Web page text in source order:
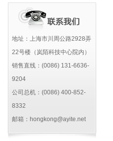
地址：上海市川周公路2928弄
22号楼（岚陌科技中心院内）
销售直线：(0086) 131-6636-
9204
公司总机：(0086) 400-852-
8332
邮箱：hongkong@ayite.net